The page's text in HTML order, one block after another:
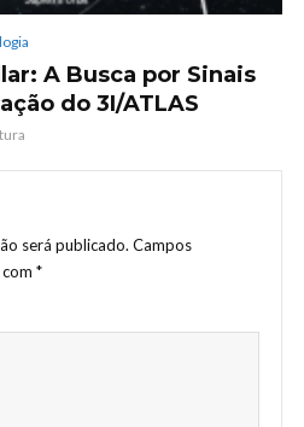
A Busca por Sinais
do 3I/ATLAS
será publicado. Campos
*